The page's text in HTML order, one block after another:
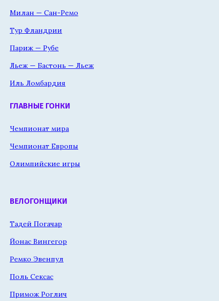
Милан — Сан-Ремо
Тур Фландрии
Париж — Рубе
Льеж — Бастонь — Льеж
Иль Ломбардия
ГЛАВНЫЕ ГОНКИ
Чемпионат мира
Чемпионат Европы
Олимпийские игры
ВЕЛОГОНЩИКИ
Тадей Погачар
Йонас Вингегор
Ремко Эвенпул
Поль Сексас
Примож Роглич